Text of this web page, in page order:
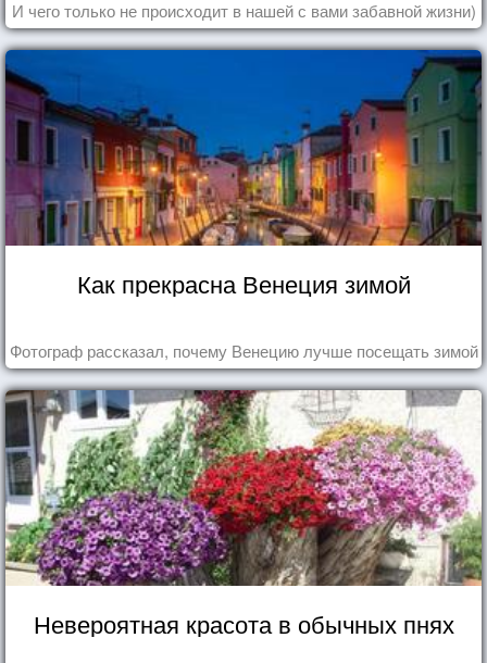
И чего только не происходит в нашей с вами забавной жизни)
Как прекрасна Венеция зимой
Фотограф рассказал, почему Венецию лучше посещать зимой
Невероятная красота в обычных пнях